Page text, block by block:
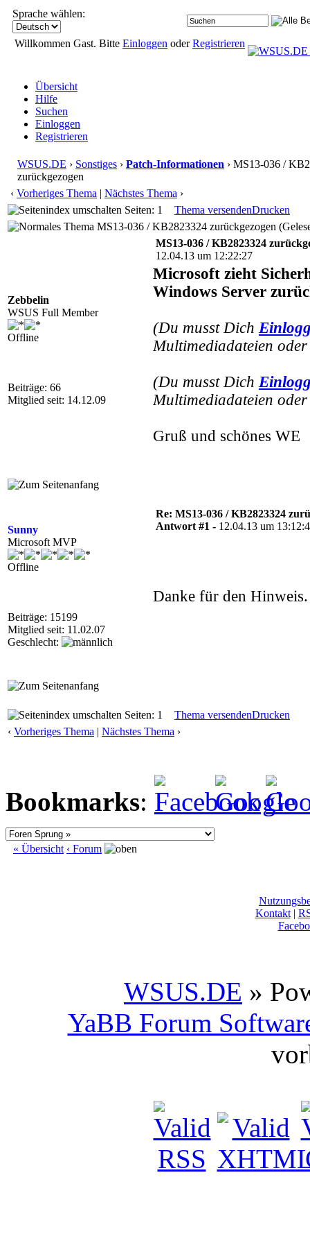
Sprache wählen:
Willkommen Gast. Bitte Einloggen oderRegistrieren
Übersicht
Hilfe
Suchen
Einloggen
Registrieren
WSUS.DE › Sonstiges › Patch-Informationen › MS13-036 /
zurückgezogen
‹ Vorheriges Thema | Nächstes Thema ›
Seiten: 1
Thema versendenDrucken
MS13-036 / KB2823324 zurückgezogen
Zebbelin
WSUS Full Member
Offline
Beiträge: 66
Mitglied seit: 14.12.09
MS13-036 / KB2823324
12.04.13 um 12:22:27
Microsoft zieht
Windows Server
(Du musst Dich
Multimediadateien
(Du musst Dich
Multimediadateien
Gruß und schönes WE
Sunny
Microsoft MVP
Offline
Beiträge: 15199
Mitglied seit: 11.02.07
Geschlecht:
Re: MS13-036 / KB2823324
Antwort #1 - 12.04.13 um
Danke für den
Seiten: 1 Thema versendenDrucken
‹ Vorheriges Thema | Nächstes Thema ›
Bookmarks:
« Übersicht ‹ Forum
Kontakt|
WSUS.DE »
YaBB Forum